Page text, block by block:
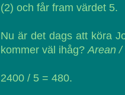
(2) och får fram värdet 5.
Nu är det dags att köra
kommer väl ihåg?Arean /
2400 / 5 = 480.